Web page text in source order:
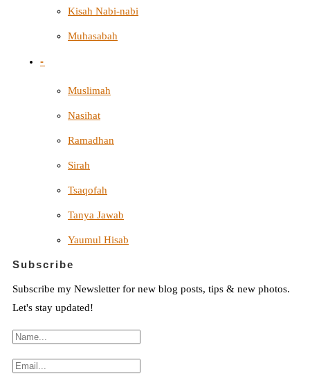
Kisah Nabi-nabi
Muhasabah
-
Muslimah
Nasihat
Ramadhan
Sirah
Tsaqofah
Tanya Jawab
Yaumul Hisab
Subscribe
Subscribe my Newsletter for new blog posts, tips & new photos.
Let's stay updated!